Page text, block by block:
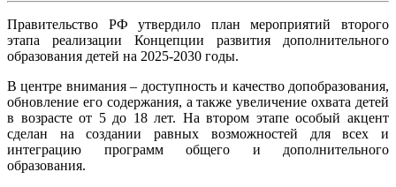
Правительство РФ утвердило план мероприятий второго
этапа реализации Концепции развития дополнительного
образования детей на 2025-2030 годы.
В центре внимания – доступность и качество допобразования,
обновление его содержания, а также увеличение охвата детей
в возрасте от 5 до 18 лет. На втором этапе особый акцент
сделан на создании равных возможностей для всех и
интеграцию программ общего и дополнительного
образования.